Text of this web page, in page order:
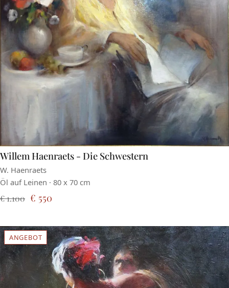
Willem Haenraets - Die Schwestern
W. Haenraets
Öl auf Leinen · 80 x 70 cm
€ 1.100 € 550
ANGEBOT